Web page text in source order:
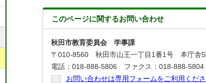
このページに関するお問い合わせ
秋田市教育委員会 学事課
〒010-8560 秋田市山王一丁目1番1号 本庁舎
電話：018-888-5806 ファクス：018-888-5804
お問い合わせは専用フォームをご利用くださ